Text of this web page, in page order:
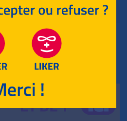
MAYOTTE, RÉUNION
RETOUR